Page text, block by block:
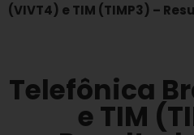
(VIVT4) e TIM (TIMP3) –
Telefônica
e TIM